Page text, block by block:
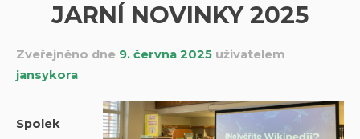
JARNÍ NOVINKY 2025
Zveřejněno dne 9. června 2025 uživatelem
jansykora
Spolek